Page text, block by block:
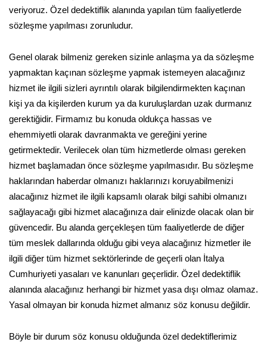
veriyoruz. Özel dedektiflik alanında yapılan tüm faaliyetlerde
sözleşme yapılması zorunludur.
Genel olarak bilmeniz gereken sizinle anlaşma ya da sözleşme
yapmaktan kaçınan sözleşme yapmak istemeyen alacağınız
hizmet ile ilgili sizleri ayrıntılı olarak bilgilendirmekten kaçınan
kişi ya da kişilerden kurum ya da kuruluşlardan uzak durmanız
gerektiğidir. Firmamız bu konuda oldukça hassas ve
ehemmiyetli olarak davranmakta ve gereğini yerine
getirmektedir. Verilecek olan tüm hizmetlerde olması gereken
hizmet başlamadan önce sözleşme yapılmasıdır. Bu sözleşme
haklarından haberdar olmanızı haklarınızı koruyabilmenizi
alacağınız hizmet ile ilgili kapsamlı olarak bilgi sahibi olmanızı
sağlayacağı gibi hizmet alacağınıza dair elinizde olacak olan bir
güvencedir. Bu alanda gerçekleşen tüm faaliyetlerde de diğer
tüm meslek dallarında olduğu gibi veya alacağınız hizmetler ile
ilgili diğer tüm hizmet sektörlerinde de geçerli olan İtalya
Cumhuriyeti yasaları ve kanunları geçerlidir. Özel dedektiflik
alanında alacağınız herhangi bir hizmet yasa dışı olmaz olamaz.
Yasal olmayan bir konuda hizmet almanız söz konusu değildir.
Böyle bir durum söz konusu olduğunda özel dedektiflerimiz